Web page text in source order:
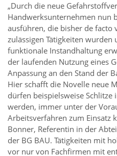
„Durch die neue
Handwerksunternehmen nun
ausführen, die bisher de facto
zulässigen Tätigkeiten wurden
funktionale Instandhaltung
der laufenden Nutzung eines
Anpassung an den Stand der
Hier schafft die Novelle neue
dürfen beispielsweise Schlitze
werden, immer unter der
Arbeitsverfahren zum Einsatz
Bonner, Referentin in der
der BG BAU. Tätigkeiten mit
vor nur von Fachfirmen mit